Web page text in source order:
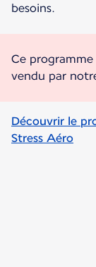
besoins.
Ce
vendu par
Découvrir le
Stress Aéro